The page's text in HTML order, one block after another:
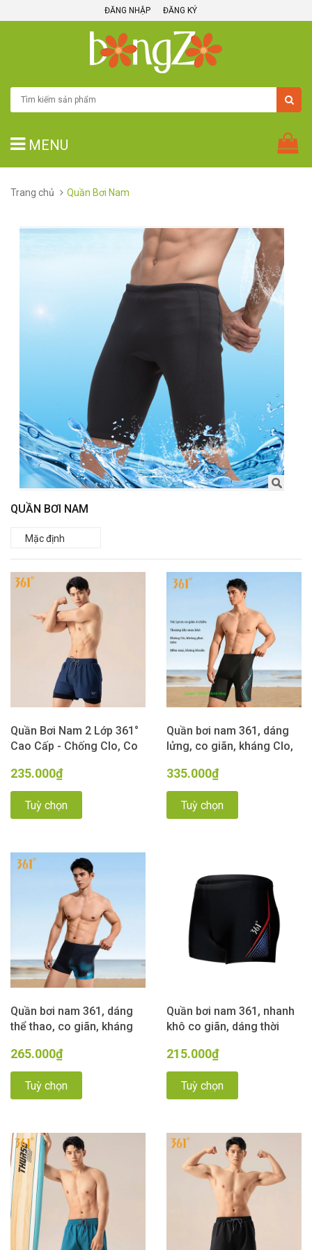
ĐĂNG NHẬP ĐĂNG KÝ
MENU
Trang chủ Quần Bơi Nam
QUẦN BƠI NAM
Quần Bơi Nam 2 Lớp 361°
Cao Cấp - Chống Clo, Co
màu Xanh Than
235.000₫
Tuỳ chọn
Quần bơi nam 361, dáng
lửng, co giãn, kháng Clo,
đen xanh
335.000₫
Tuỳ chọn
Quần bơi nam 361, dáng
thể thao, co giãn, kháng
luyện, màu đen hoạ tiết
265.000₫
Tuỳ chọn
Quần bơi nam 361, nhanh
khô co giãn, dáng thời
215.000₫
Tuỳ chọn